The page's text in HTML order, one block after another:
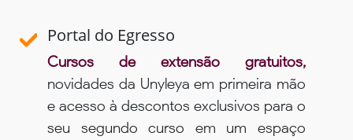
Portal do Egresso
Cursos de extensão gratuitos,
novidades da Unyleya em primeira mão
e acesso à descontos exclusivos para o
seu segundo curso em um espaço